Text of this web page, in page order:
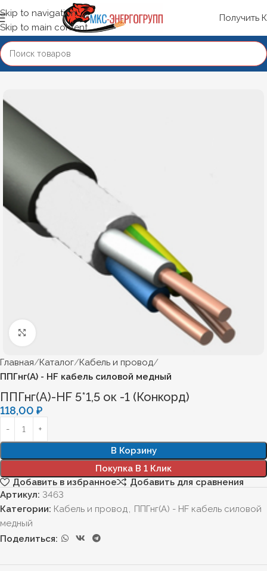
Skip to navigation
Skip to main content
Получить
Главная Каталог Кабель и провод
ППГнг(А) - HF кабель силовой медный
ППГнг(А)-HF 5*1,5 ок -1 (Конкорд)
118,00 ₽
В Корзину
Покупка В 1 Клик
Добавить в избранное
Добавить для сравнения
Артикул: 3463
Категории: Кабель и провод, ППГнг(А) - HF кабель силовой
медный
Поделиться: